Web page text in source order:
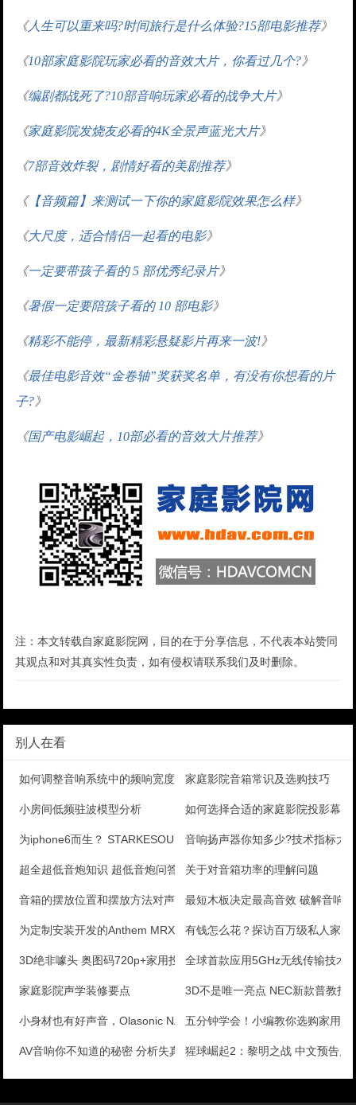
《人生可以重来吗?时间旅行是什么体验?15部电影推荐》
《10部家庭影院玩家必看的音效大片，你看过几个?》
《编剧都战死了?10部音响玩家必看的战争大片》
《家庭影院发烧友必看的4K全景声蓝光大片》
《7部音效炸裂，剧情好看的美剧推荐》
《【音频篇】来测试一下你的家庭影院效果怎么样》
《大尺度，适合情侣一起看的电影》
《一定要带孩子看的 5 部优秀纪录片》
《暑假一定要陪孩子看的 10 部电影》
《精彩不能停，最新精彩悬疑影片再来一波!》
《最佳电影音效“金卷轴”奖获奖名单，有没有你想看的片
子?》
《国产电影崛起，10部必看的音效大片推荐》
注：本文转载自家庭影院网，目的在于分享信息，不代表本站赞同
其观点和对其真实性负责，如有侵权请联系我们及时删除。
别人在看
如何调整音响系统中的频响宽度 家庭影院音箱常识及选购技巧
小房间低频驻波模型分析 如何选择合适的家庭影院投影幕与
为iphone6而生？ STARKESOUND IC音响扬声器你知多少?技术指标大
超全超低音炮知识 超低音炮问答 关于对音箱功率的理解问题
音箱的摆放位置和摆放方法对声音的影响最短木板决定最高音效 破解音响
为定制安装开发的Anthem MRX710有钱怎么花？探访百万级私人家庭
3D绝非噱头 奥图码720p+家用投影评测全球首款应用5GHz无线传输技术
家庭影院声学装修要点 3D不是唯一亮点 NEC新款普教投
小身材也有好声音，Olasonic NANO-CD1五分钟学会！小编教你选购家用投
AV音响你不知道的秘密 分析失真问题猩球崛起2：黎明之战 中文预告片